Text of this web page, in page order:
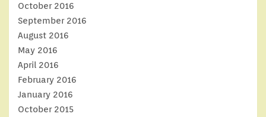
October 2016
September 2016
August 2016
May 2016
April 2016
February 2016
January 2016
October 2015